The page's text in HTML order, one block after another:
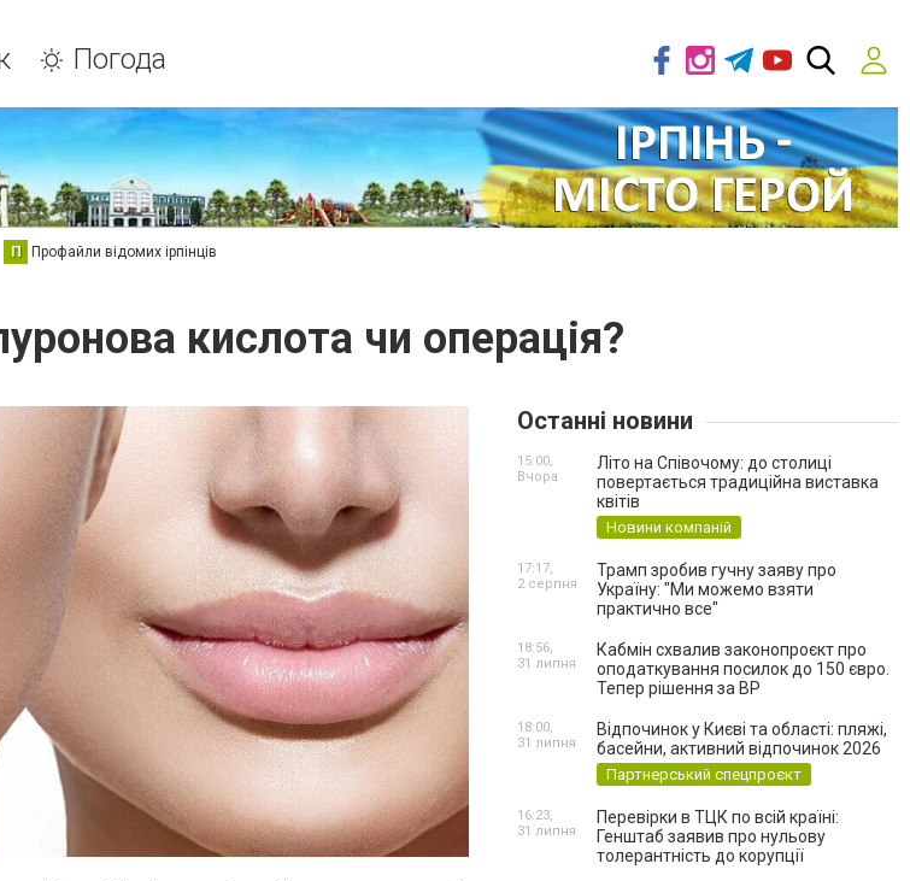
Погода
П Профайли відомих ірпінців
кислота чи операція?
Останні новини
Літо на Співочому: до столиці
повертається традиційна виставка
квітів
Новини компаній
15:00,
Вчора
Трамп зробив гучну заяву про
Україну: "Ми можемо взяти
практично все"
17:17,
2 серпня
Кабмін схвалив законопроєкт про
оподаткування посилок до 150 євро.
Тепер рішення за ВР
18:56,
31 липня
Відпочинок у Києві та області: пляжі,
басейни, активний відпочинок 2026
Партнерський спецпроєкт
18:00,
31 липня
Перевірки в ТЦК по всій країні:
Генштаб заявив про нульову
толерантність до корупції
16:23,
31 липня